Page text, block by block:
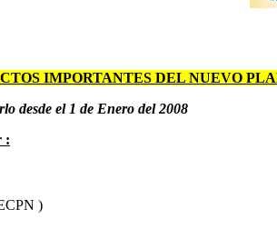
IMPORTANTES DEL NUEVO
desde el 1 de Enero del 2008
:
)